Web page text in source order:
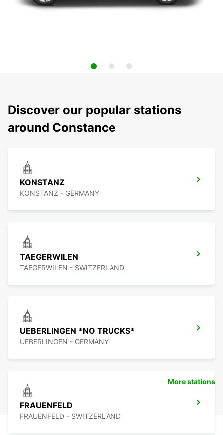
Discover our popular stations
around Constance
KONSTANZ
KONSTANZ - GERMANY
TAEGERWILEN
TAEGERWILEN - SWITZERLAND
UEBERLINGEN *NO TRUCKS*
UEBERLINGEN - GERMANY
FRAUENFELD
FRAUENFELD - SWITZERLAND
More stations